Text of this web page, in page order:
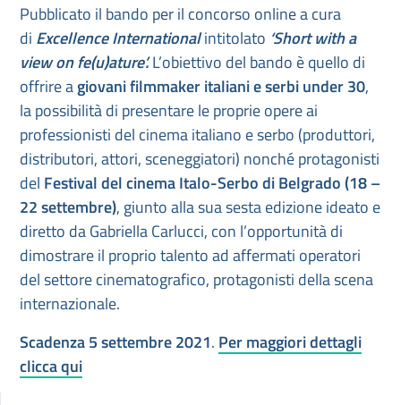
Pubblicato il bando per il concorso online a cura
di Excellence Internationalintitolato ‘Short with a
view on fe(u)ature’.L’obiettivo del bando è quello di
offrire agiovani filmmaker italiani e serbi under 30,
la possibilità di presentare le proprie opere ai
professionisti del cinema italiano e serbo (produttori,
distributori, attori, sceneggiatori) nonché protagonisti
del Festival del cinema Italo-Serbo di Belgrado (18 –
22 settembre), giunto alla sua sesta edizione ideato e
diretto da Gabriella Carlucci, con l’opportunità di
dimostrare il proprio talento ad affermati operatori
del settore cinematografico, protagonisti della scena
internazionale.
Scadenza 5 settembre 2021. Per maggiori dettagli
clicca qui